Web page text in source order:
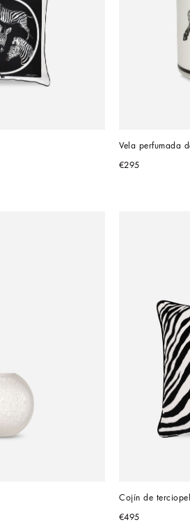
Vela perfumada
€295
Cojín de
€495